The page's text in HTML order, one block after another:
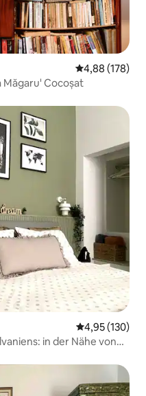
4,88 (178)
Măgaru' Cocoșat
4,95 (130)
in der Nähe von